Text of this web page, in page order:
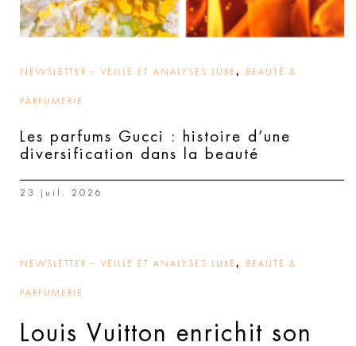
NEWSLETTER – VEILLE ET ANALYSES LUXE , BEAUTÉ &
PARFUMERIE
Les parfums Gucci : histoire d’une
diversification dans la beauté
23 juil. 2026
NEWSLETTER – VEILLE ET ANALYSES LUXE , BEAUTÉ &
PARFUMERIE
Louis Vuitton enrichit son